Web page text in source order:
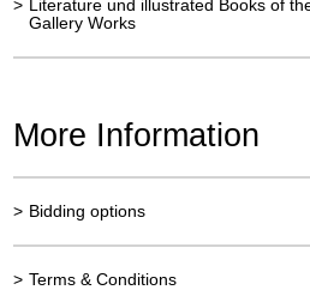
>
Literature und illustrated Books of
Gallery Works
More Information
> Bidding options
> Terms & Conditions